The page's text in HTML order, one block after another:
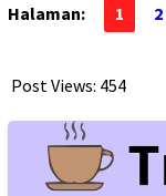
Halaman: 1 2
Post Views: 454